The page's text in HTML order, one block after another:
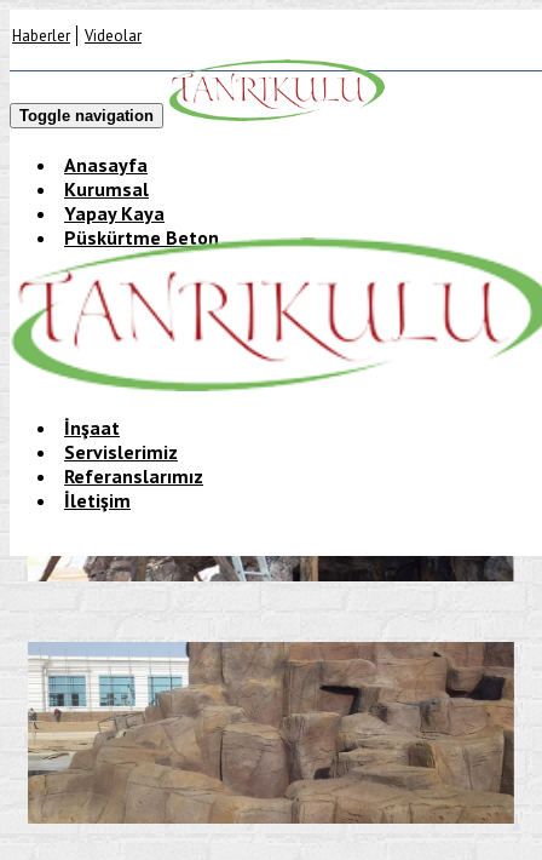
Haberler Videolar
Toggle navigation
Anasayfa
Kurumsal
Yapay Kaya
Püskürtme Beton
İnşaat
Servislerimiz
Referanslarımız
İletişim
Yapay Kaya
Anasayfa→ Yapay Kaya→ Yapay Kaya
Yapay Kaya